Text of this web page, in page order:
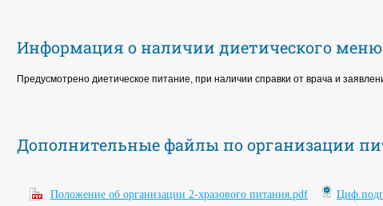
Информация о наличии диетического меню
Предусмотрено диетическое питание, при наличии справки от врача и
Дополнительные файлы по организации
Положение об организации 2-хразового питания.pdf